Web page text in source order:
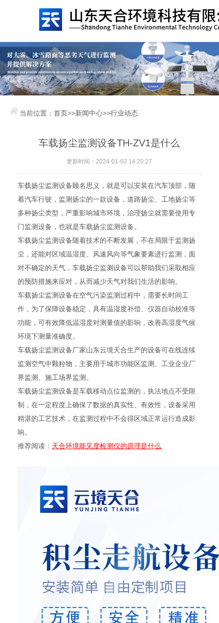
当前位置：首页>>新闻中心>>行业动态
车载扬尘监测设备TH-ZV1是什么
更新时间：2024-01-02 14:20:27
车载扬尘监测设备顾名思义，就是可以安装在汽车顶部，随
着汽车行驶，监测扬尘的一款设备，道路扬尘、工地扬尘等
多种扬尘类型，严重影响城市环境，治理扬尘就需要使用专
门监测设备，也就是车载扬尘监测设备。
车载扬尘监测设备随着技术的不断发展，不在局限于监测扬
尘，还能对区域温湿度、风速风向等气象要素进行监测，面
对不确定的天气，车载扬尘监测设备可以帮助我们采取相应
的预防措施来应对，从而减少天气对我们生活的影响。
车载扬尘监测设备在空气污染监测过程中，需要长时间工
作，为了保障设备稳定，具有温湿度补偿、仪器自动校准等
功能，可有效降低温湿度对测量值的影响，改善高湿度气候
环境下测量准确度。
车载扬尘监测设备厂家山东云境天合生产的设备可在线连续
监测空气中颗粒物，主要用于城市功能区监测、工业企业厂
界监测、施工场界监测。
车载扬尘监测设备是车载移动点位监测的，执法地点不受限
制，在一定程度上确保了数据的真实性、有效性，设备采用
精湛的工艺技术，在监测过程中不会得区域正常运行造成影
响。
推荐阅读： 天合环境能见度检测仪的原理是什么